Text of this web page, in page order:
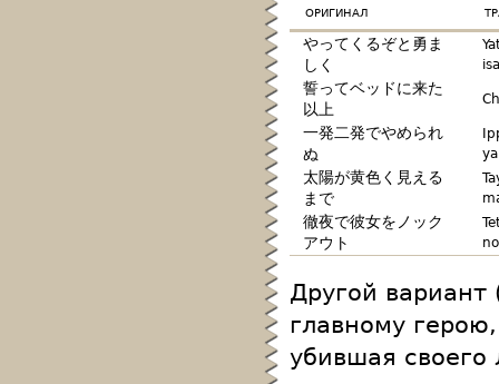
оригинал
やってくるぞと勇ま
しく
誓ってベッドに来た
以上
一発二発でやめられ
ぬ
太陽が黄色く見える
まで
徹夜で彼女をノック
アウト
Другой
главному
убившая